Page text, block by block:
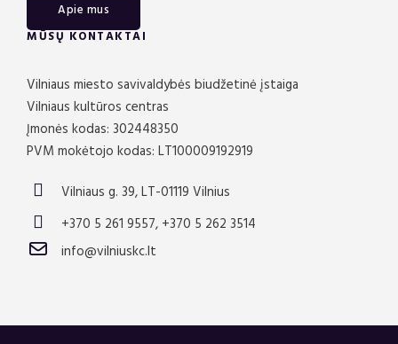
Apie mus
MŪSŲ KONTAKTAI
Vilniaus miesto savivaldybės biudžetinė įstaiga
Vilniaus kultūros centras
Įmonės kodas: 302448350
PVM mokėtojo kodas: LT100009192919
Vilniaus g. 39, LT-01119 Vilnius
+370 5 261 9557, +370 5 262 3514
info@vilniuskc.lt